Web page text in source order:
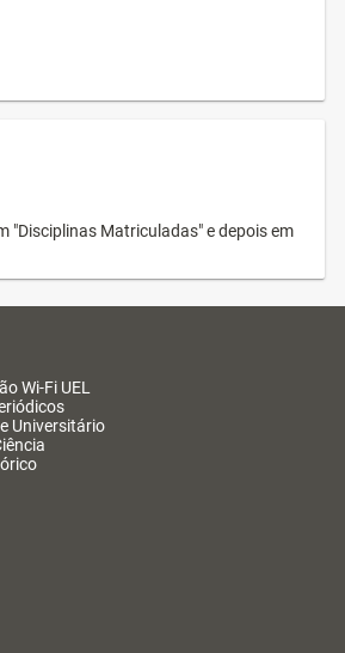
"Disciplinas Matriculadas" e depois em
Wi-Fi UEL
Universitário